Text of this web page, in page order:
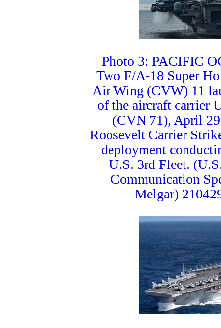
Photo 3: PACIFIC
Two F/A-18 Super
Air Wing (CVW) 11
of the aircraft carrier
(CVN 71), April
Roosevelt Carrier
deployment
U.S. 3rd Fleet.
Communication
Melgar)